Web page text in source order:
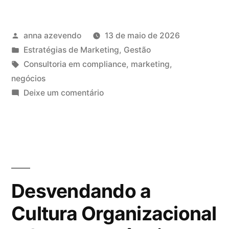
anna azevendo
13 de maio de 2026
Estratégias de Marketing, Gestão
Consultoria em compliance, marketing,
negócios
Deixe um comentário
Desvendando a
Cultura Organizacional